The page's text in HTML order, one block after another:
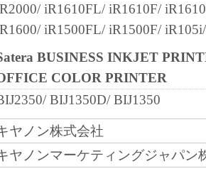
るものとします。
式会社
iR1610FL/ iR1610F/
iR1500FL/ iR1500F/
BUSINESS INKJET
COLOR PRINTER
BIJ1350D/ BIJ1350
ヤノン株式会社
ヤノンマーケティングジャパン